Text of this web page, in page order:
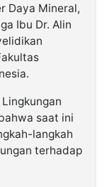
Daya Mineral,
Ibu Dr. Alin
saat ini
langkah
terhadap